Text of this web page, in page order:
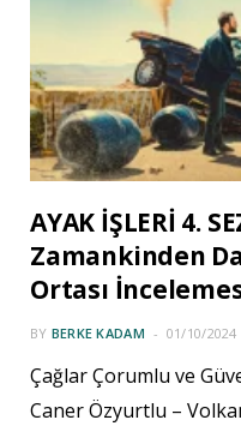
AYAK İŞLERİ 4.
Zamankinden
Ortası
BY BERKE KADAM 01/10/2024
Çağlar Çorumlu ve
Caner Özyurtlu –